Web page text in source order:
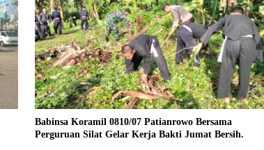
Babinsa Koramil 0810/07 Patianrowo Bersama
Perguruan Silat Gelar Kerja Bakti Jumat Bersih.